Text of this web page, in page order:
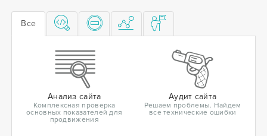
Все
Анализ сайта
Комплексная проверка
основных показателей для
продвижения
Аудит сайта
Решаем проблемы. Найдем
все технические ошибки